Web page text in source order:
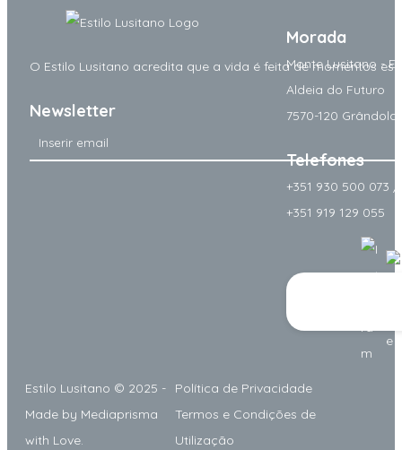
O Estilo Lusitano acredita que a vida é feita de momentos
Newsletter
Morada
Monte Lusitano -
Aldeia do Futuro
7570-120 Grândola
Telefones
+351 930 500 073
+351 919 129 055
Estilo Lusitano © 2025 -
Made by Mediaprisma
with Love.
Política de Privacidade
Termos e Condições de
Utilização